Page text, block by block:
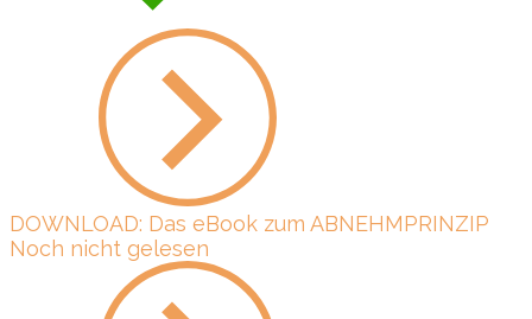
DOWNLOAD: Das eBook zum ABNEHMPRINZIP
Noch nicht gelesen